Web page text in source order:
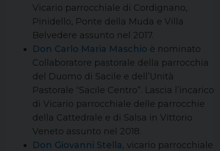
Vicario parrocchiale di Cordignano,
Pinidello, Ponte della Muda e Villa
Belvedere assunto nel 2017.
Don Carlo Maria Maschio è nominato
Collaboratore pastorale della parrocchia
del Duomo di Sacile e dell’Unità
Pastorale “Sacile Centro”. Lascia l’incarico
di Vicario parrocchiale delle parrocchie
della Cattedrale e di Salsa in Vittorio
Veneto assunto nel 2018.
Don Giovanni Stella, vicario parrocchiale